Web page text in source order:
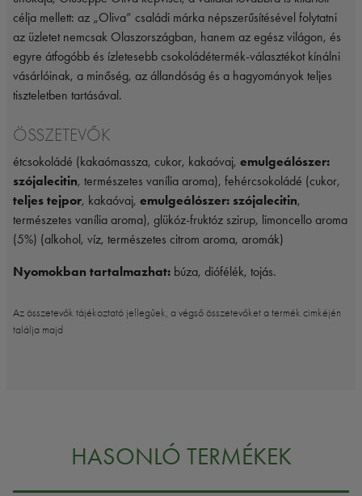
célja mellett: az „Oliva” családi márka népszerűsítésével folytatni
az üzletet nemcsak Olaszországban, hanem az egész világon, és
egyre átfogóbb és ízletesebb csokoládétermék-választékot kínálni
vásárlóinak, a minőség, az állandóság és a hagyományok teljes
tiszteletben tartásával.
ÖSSZETEVŐK
étcsokoládé (kakaómassza, cukor, kakaóvaj, emulgeálószer:
szójalecitin, természetes vanília aroma), fehércsokoládé (cukor,
teljes tejpor, kakaóvaj, emulgeálószer: szójalecitin,
természetes vanília aroma), glükóz-fruktóz szirup, limoncello aroma
(5%) (alkohol, víz, természetes citrom aroma, aromák)
Nyomokban tartalmazhat: búza, diófélék, tojás.
Az összetevők tájékoztató jellegűek, a végső összetevőket a termék cimkéjén
találja majd
HASONLÓ TERMÉKEK